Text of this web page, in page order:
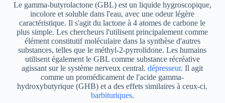
Le gamma-butyrolactone (GBL) est un liquide hygroscopique,
incolore et soluble dans l'eau, avec une odeur légère
caractéristique. Il s'agit du lactone à 4 atomes de carbone le
plus simple. Les chercheurs l'utilisent principalement comme
élément constitutif moléculaire dans la synthèse d'autres
substances, telles que le méthyl-2-pyrrolidone. Les humains
utilisent également le GBL comme substance récréative
agissant sur le système nerveux central.dépresseur. Il agit
comme un promédicament de l'acide gamma-
hydroxybutyrique (GHB) et a des effets similaires à ceux-ci.
barbituriques.